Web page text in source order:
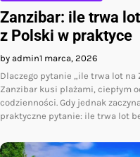
Zanzibar: ile trwa
z Polski w praktyce
by admin1 marca, 2026
Dlaczego pytanie „ile trwa lot
Zanzibar kusi plażami, ciepłym
codzienności. Gdy jednak
praktyczne pytanie: ile trwa lot